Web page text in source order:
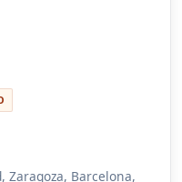
Zaragoza, Barcelona,